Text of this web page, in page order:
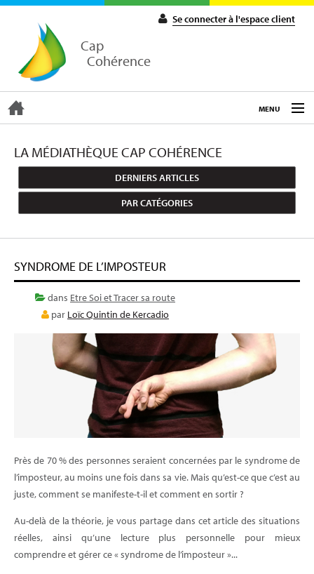
Cap
Cohérence
Se connecter à l'espace client
MENU
ACCUEIL
EXPERTISE
FORMATIONS
E-LEARNING
BLOG
LA MÉDIATHÈQUE CAP COHÉRENCE
DERNIERS ARTICLES
PAR CATÉGORIES
SYNDROME DE L’IMPOSTEUR
dans Etre Soi et Tracer sa route
par Loïc Quintin de Kercadio
Près de 70 % des personnes seraient concernées par le syndrome de
l’imposteur, au moins une fois dans sa vie. Mais qu’est-ce que c’est au
juste, comment se manifeste-t-il et comment en sortir ?
Au-delà de la théorie, je vous partage dans cet article des situations
réelles, ainsi qu’une lecture plus personnelle pour mieux
comprendre et gérer ce « syndrome de l’imposteur »...